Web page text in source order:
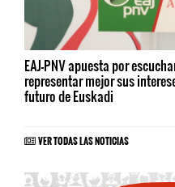
EAJ-PNV apuesta por
representar mejor sus
futuro de Euskadi
VER TODAS LAS NOTICIAS